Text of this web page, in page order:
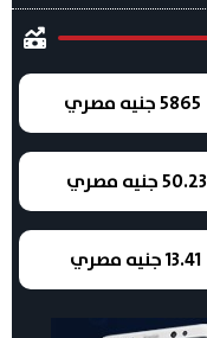
5865 جنيه مصري
50.23 جنيه مصري
13.41 جنيه مصري